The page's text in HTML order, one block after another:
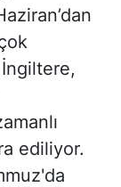
ediliyor.